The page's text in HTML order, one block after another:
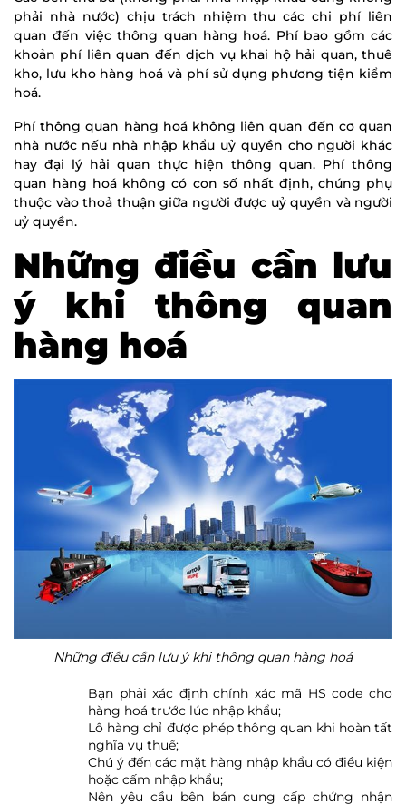
phải nhà nước) chịu trách nhiệm thu các chi phí liên
quan đến việc thông quan hàng hoá. Phí bao gồm các
khoản phí liên quan đến dịch vụ khai hộ hải quan, thuê
kho, lưu kho hàng hoá và phí sử dụng phương tiện kiểm
hoá.
Phí thông quan hàng hoá không liên quan đến cơ quan
nhà nước nếu nhà nhập khẩu uỷ quyền cho người khác
hay đại lý hải quan thực hiện thông quan. Phí thông
quan hàng hoá không có con số nhất định, chúng phụ
thuộc vào thoả thuận giữa người được uỷ quyền và người
uỷ quyền.
Những điều cần lưu
ý khi thông quan
hàng hoá
Những điều cần lưu ý khi thông quan hàng hoá
Bạn phải xác định chính xác mã HS code cho
hàng hoá trước lúc nhập khẩu;
Lô hàng chỉ được phép thông quan khi hoàn tất
nghĩa vụ thuế;
Chú ý đến các mặt hàng nhập khẩu có điều kiện
hoặc cấm nhập khẩu;
Nên yêu cầu bên bán cung cấp chứng nhận